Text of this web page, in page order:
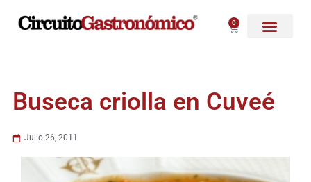
0
Carrito
Buseca criolla en Cuveé
Julio 26, 2011